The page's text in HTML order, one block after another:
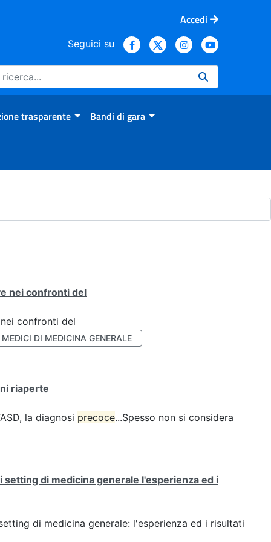
Accedi
Seguici su
trasparente Bandi di gara
nei confronti del
confronti del
MEDICI DI MEDICINA GENERALE
riaperte
la diagnosi precoce...Spesso non si considera
di medicina generale l'esperienza ed i
di medicina generale: l'esperienza ed i risultati